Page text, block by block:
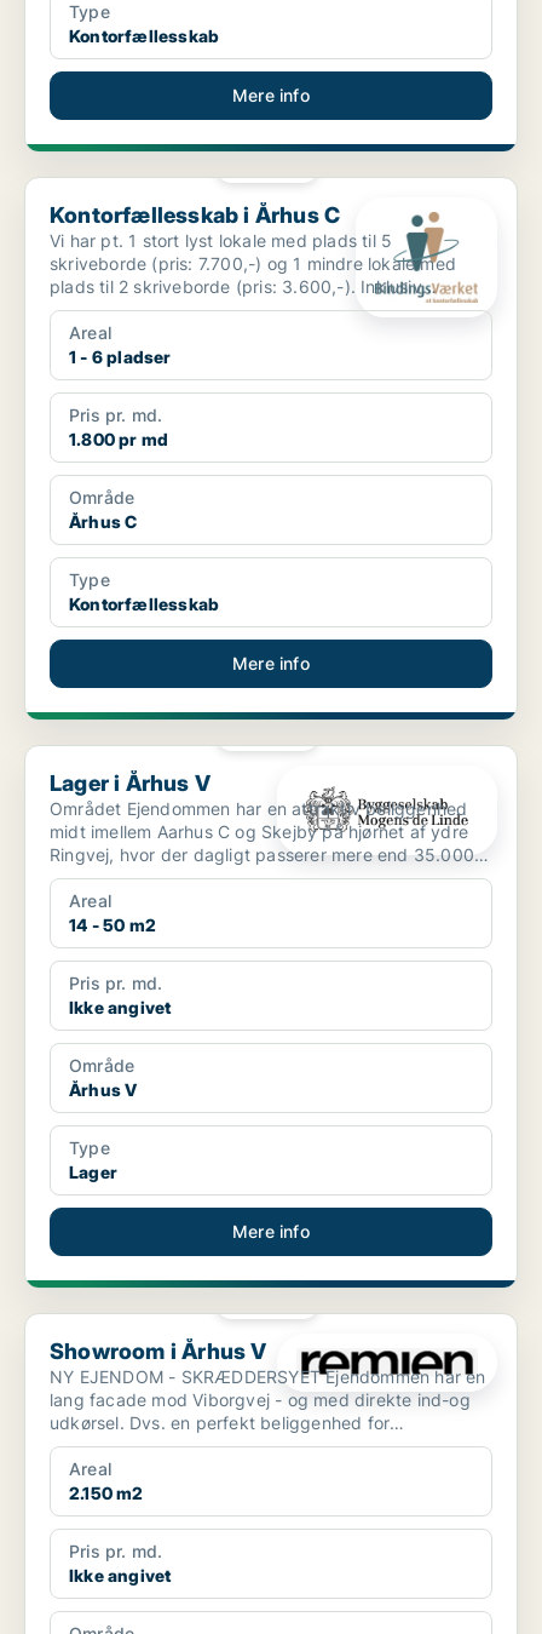
Type
Kontorfællesskab
Mere info
Kontorfællesskab i Århus C
Kontorfællesskab i Århus C
Vi har pt. 1 stort lyst lokale med plads til 5
skriveborde (pris: 7.700,-) og 1 mindre lokale med
plads til 2 skriveborde (pris: 3.600,-). Inklusiv
charmeren...
Areal
1 - 6 pladser
Pris pr. md.
1.800 pr md
Område
Århus C
Type
Kontorfællesskab
Mere info
Lager i Århus V
Lager i Århus V
Området Ejendommen har en attraktiv beliggenhed
midt imellem Aarhus C og Skejby på hjørnet af ydre
Ringvej, hvor der dagligt passerer mere end 35.000
bile...
Areal
14 - 50 m2
Pris pr. md.
Ikke angivet
Område
Århus V
Type
Lager
Mere info
Showroom i Århus V
Showroom i Århus V
NY EJENDOM - SKRÆDDERSYET Ejendommen har en
lang facade mod Viborgvej - og med direkte ind-og
udkørsel. Dvs. en perfekt beliggenhed for
virksomheden, som...
Areal
2.150 m2
Pris pr. md.
Ikke angivet